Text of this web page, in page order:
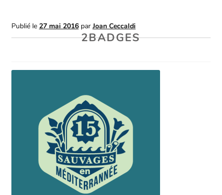
Publié le 27 mai 2016 parJoan Ceccaldi
2BADGES